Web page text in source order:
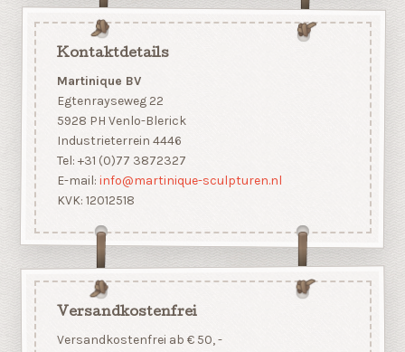
Kontaktdetails
Martinique BV
Egtenrayseweg 22
5928 PH Venlo-Blerick
Industrieterrein 4446
Tel: +31 (0)77 3872327
E-mail: info@martinique-sculpturen.nl
KVK: 12012518
Versandkostenfrei
Versandkostenfrei ab € 50, -